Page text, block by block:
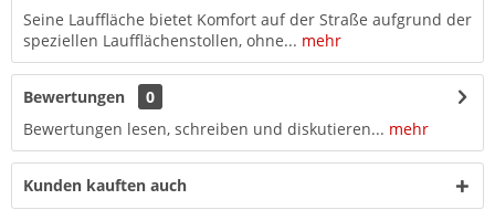
Seine Lauffläche bietet Komfort auf der Straße aufgrund der
speziellen Laufflächenstollen, ohne... mehr
Bewertungen
0
Bewertungen lesen, schreiben und diskutieren... mehr
Kunden kauften auch